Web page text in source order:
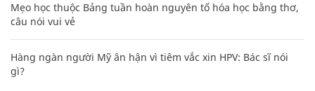
Mẹo học thuộc Bảng tuần hoàn nguyên tố hóa học bằng thơ,
câu nói vui vẻ
Hàng ngàn người Mỹ ân hận vì tiêm vắc xin HPV: Bác sĩ nói
gì?